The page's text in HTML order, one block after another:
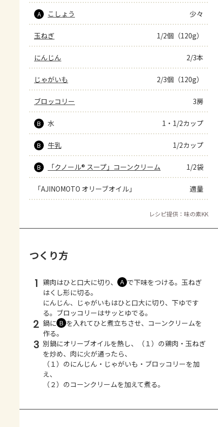
A こしょう 少々
玉ねぎ 1/2個（120g）
にんじん 2/3本
じゃがいも 2/3個（120g）
ブロッコリー 3房
B 水 1・1/2カップ
B 牛乳 1/2カップ
B 「クノール® スープ」コーンクリーム 1/2袋
「AJINOMOTO オリーブオイル」 適量
レシピ提供：味の素KK
つくり方
1 鶏肉はひと口大に切り、 Ａ で下味をつける。玉ねぎ
はくし形に切る。
にんじん、じゃがいもはひと口大に切り、下ゆです
る。ブロッコリーはサッとゆでる。
2 鍋に Ｂ を入れてひと煮立ちさせ、コーンクリームを
作る。
3 別鍋にオリーブオイルを熱し、（１）の鶏肉・玉ねぎ
を炒め、肉に火が通ったら、
（１）のにんじん・じゃがいも・ブロッコリーを加
え、
（２）のコーンクリームを加えて煮る。